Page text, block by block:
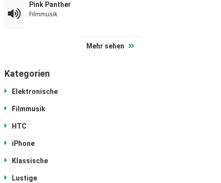
Pink Panther
Filmmusik
Mehr sehen
Kategorien
Elektronische
Filmmusik
HTC
iPhone
Klassische
Lustige